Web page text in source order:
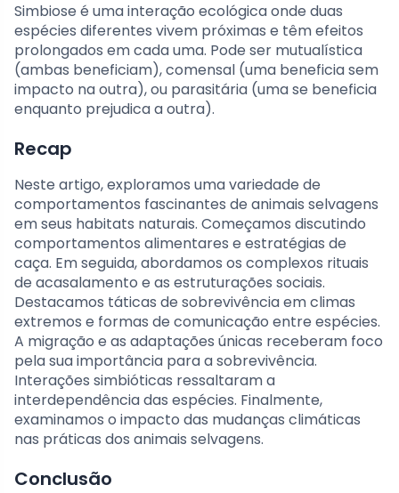
Simbiose é uma interação ecológica onde duas
espécies diferentes vivem próximas e têm efeitos
prolongados em cada uma. Pode ser mutualística
(ambas beneficiam), comensal (uma beneficia sem
impacto na outra), ou parasitária (uma se beneficia
enquanto prejudica a outra).
Recap
Neste artigo, exploramos uma variedade de
comportamentos fascinantes de animais selvagens
em seus habitats naturais. Começamos discutindo
comportamentos alimentares e estratégias de
caça. Em seguida, abordamos os complexos rituais
de acasalamento e as estruturações sociais.
Destacamos táticas de sobrevivência em climas
extremos e formas de comunicação entre espécies.
A migração e as adaptações únicas receberam foco
pela sua importância para a sobrevivência.
Interações simbióticas ressaltaram a
interdependência das espécies. Finalmente,
examinamos o impacto das mudanças climáticas
nas práticas dos animais selvagens.
Conclusão